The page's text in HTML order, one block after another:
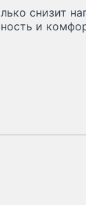
снизит
и